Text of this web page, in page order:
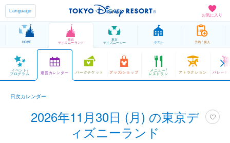
お気に入り
Language
HOME
東京
ディズニーランド
東京
ディズニーシー ホテル 予約 / 購入
イベント/
プログラム 運営カレンダー パークチケット グッズ/ショップ メニュー/
レストラン アトラクション パレード
日次カレンダー
2026年11月30日 (月) の東京デ
ィズニーランド